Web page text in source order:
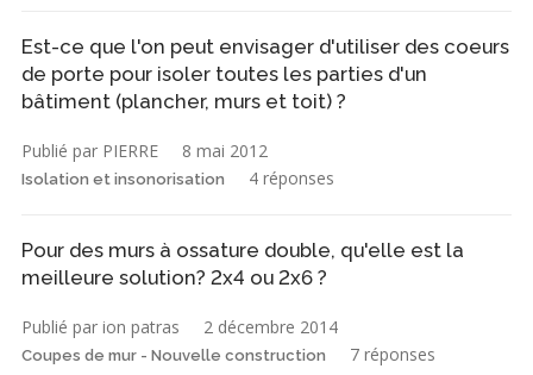
Est-ce que l'on peut envisager d'utiliser des coeurs
de porte pour isoler toutes les parties d'un
bâtiment (plancher, murs et toit) ?
Publié par PIERRE 8 mai 2012
Isolation et insonorisation 4 réponses
Pour des murs à ossature double, qu'elle est la
meilleure solution? 2x4 ou 2x6 ?
Publié par ion patras 2 décembre 2014
Coupes de mur - Nouvelle construction 7 réponses